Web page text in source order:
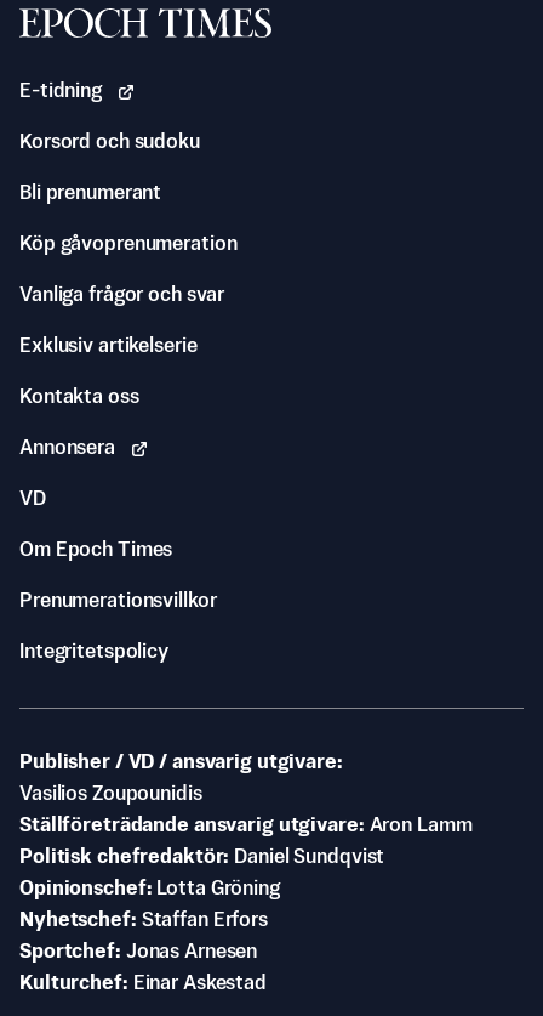
Svenska Epoch Times
E-tidning
Korsord och sudoku
Bli prenumerant
Köp gåvoprenumeration
Vanliga frågor och svar
Exklusiv artikelserie
Kontakta oss
Annonsera
VD
Om Epoch Times
Prenumerationsvillkor
Integritetspolicy
Publisher / VD / ansvarig utgivare
Vasilios Zoupounidis
Ställföreträdande ansvarig utgivare Aron Lamm
Politisk chefredaktör
Daniel Sundqvist
Opinionschef
Lotta Gröning
Nyhetschef Staffan Erfors
Sportchef Jonas Arnesen
Kulturchef
Einar Askestad